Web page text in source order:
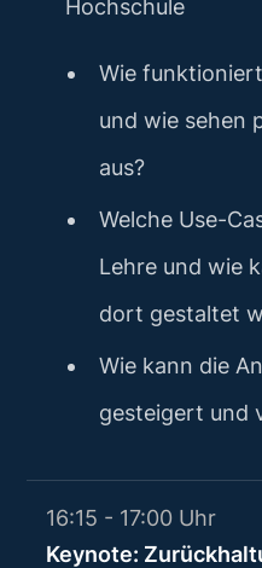
Hochschule
Wie
und wie sehen
aus?
Welche Use-
Lehre und wie
dort gestaltet
Wie kann die
gesteigert und
16:15 - 17:00 Uhr
Keynote: